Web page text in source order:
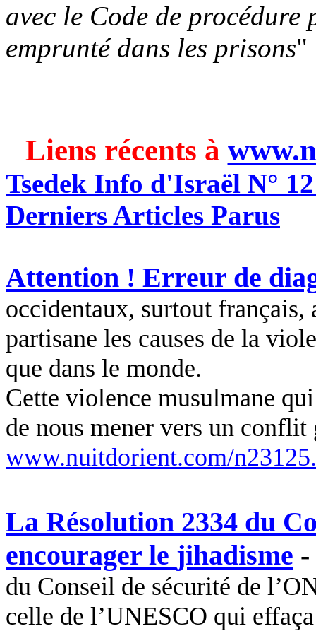
avec le Code de procédure
emprunté dans les prisons"
Liens récents à
Tsedek Info d'Israël N°
Derniers Articles Parus
Attention ! Erreur de
occidentaux, surtout français,
partisane les causes de la
que dans le monde.
Cette violence musulmane
de nous mener vers un
www.nuitdorient.com/
La Résolution 2334 du
encourager le jihadisme -
du Conseil de sécurité de
celle de l’UNESCO qui